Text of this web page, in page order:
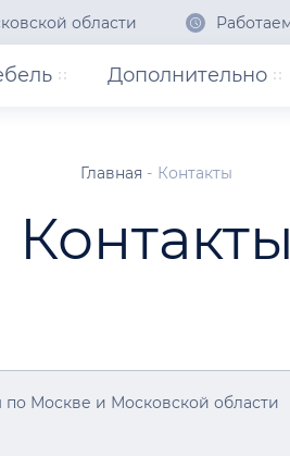
области
Дополнительно
Главная Контакты
Контакты
по Москве и Московской области